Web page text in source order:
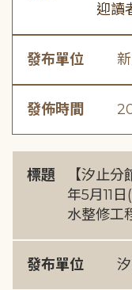
迎讀
發布單位
發佈時間
標題
【汐止
年5月11
水整修工
發布單位